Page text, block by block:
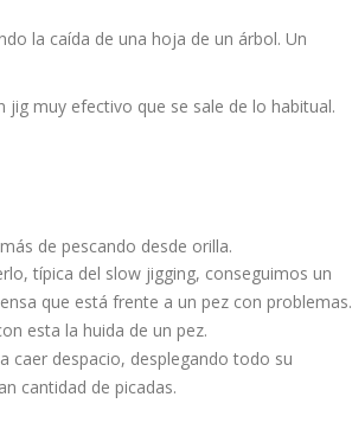
la caída de una hoja de un árbol. Un
muy efectivo que se sale de lo habitual.
de pescando desde orilla.
típica del slow jigging, conseguimos un
que está frente a un pez con problemas.
esta la huida de un pez.
caer despacio, desplegando todo su
cantidad de picadas.